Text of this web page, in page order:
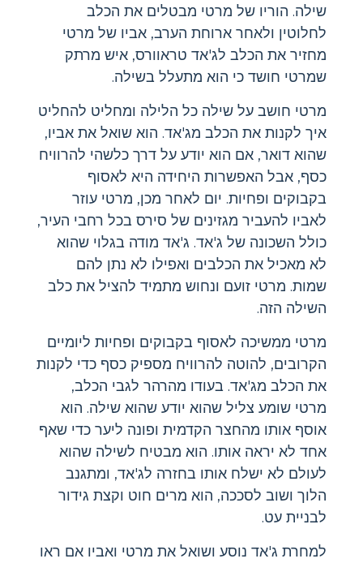
שילה. הוריו של מרטי מבטלים את הכלב
לחלוטין ולאחר ארוחת הערב, אביו של מרטי
מחזיר את הכלב לג'אד טראוורס, איש מרתק
שמרטי חושד כי הוא מתעלל בשילה.
מרטי חושב על שילה כל הלילה ומחליט להחליט
איך לקנות את הכלב מג'אד. הוא שואל את אביו,
שהוא דואר, אם הוא יודע על דרך כלשהי להרוויח
כסף, אבל האפשרות היחידה היא לאסוף
בקבוקים ופחיות. יום לאחר מכן, מרטי עוזר
לאביו להעביר מגזינים של סירס בכל רחבי העיר,
כולל השכונה של ג'אד. ג'אד מודה בגלוי שהוא
לא מאכיל את הכלבים ואפילו לא נתן להם
שמות. מרטי זועם ונחוש מתמיד להציל את כלב
השילה הזה.
מרטי ממשיכה לאסוף בקבוקים ופחיות ליומיים
הקרובים, להוטה להרוויח מספיק כסף כדי לקנות
את הכלב מג'אד. בעודו מהרהר לגבי הכלב,
מרטי שומע צליל שהוא יודע שהוא שילה. הוא
אוסף אותו מהחצר הקדמית ופונה ליער כדי שאף
אחד לא יראה אותו. הוא מבטיח לשילה שהוא
לעולם לא ישלח אותו בחזרה לג'אד, ומתגנב
הלוך ושוב לסככה, הוא מרים חוט וקצת גידור
לבניית עט.
למחרת ג'אד נוסע ושואל את מרטי ואביו אם ראו